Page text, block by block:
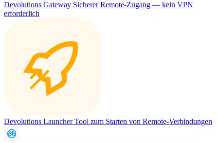
Devolutions Gateway Sicherer Remote-Zugang — kein VPN
erforderlich
Devolutions LauncherTool zum Starten von Remote-Verbindungen